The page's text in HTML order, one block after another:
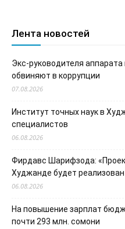
Лента новостей
Экс-руководителя
обвиняют в коррупции
07.08.2026
Институт точных наук в
специалистов
06.08.2026
Фирдавс Шарифзода:
Худжанде будет реализован
06.08.2026
На повышение зарплат
почти 293 млн. сомони